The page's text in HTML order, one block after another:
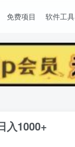
免费项目 软件工具
入1000+